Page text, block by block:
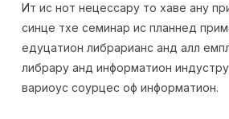
Ит ис нот нецессарy то хаве анy
синце тхе семинар ис планнед
едуцатион либрарианс анд алл
либрарy анд информатион
вариоус соурцес оф информатион.